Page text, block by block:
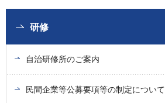
研修
自治研修所のご案内
民間企業等公募要項等の制定について